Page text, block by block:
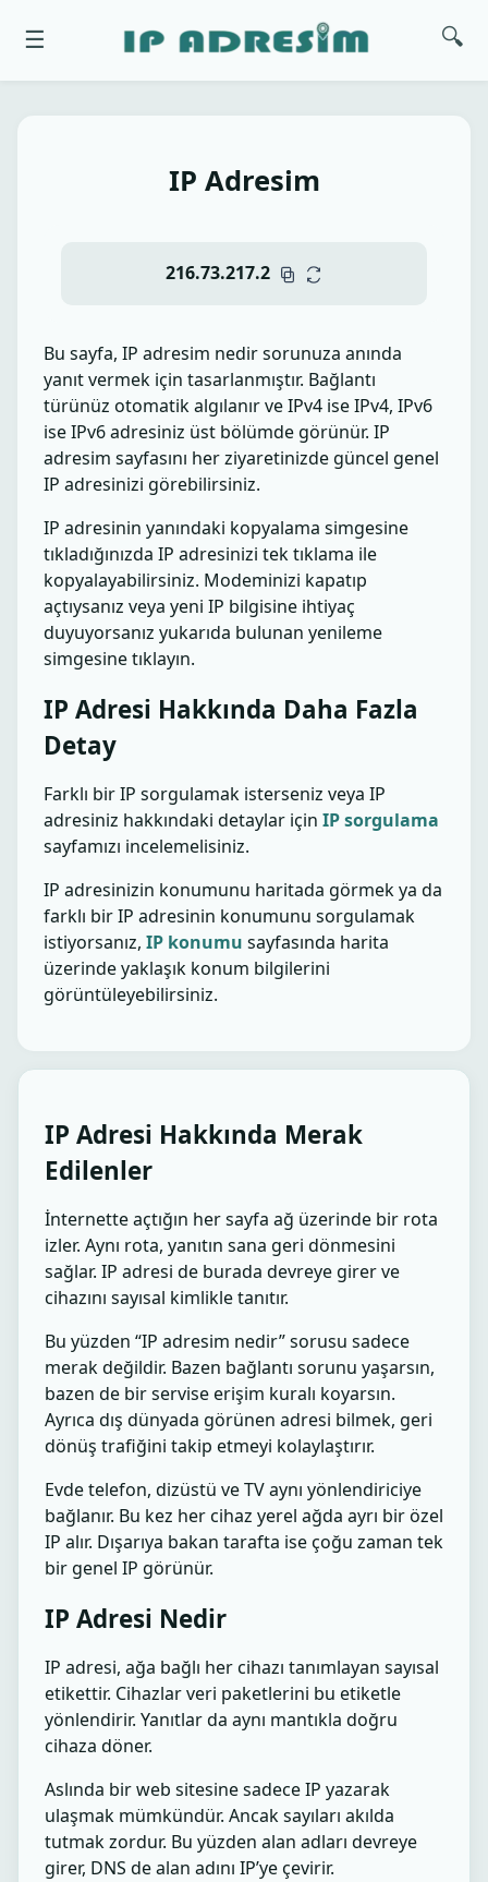
☰ 🔍
IP Adresim
216.73.217.2
Bu sayfa, IP adresim nedir sorunuza anında
yanıt vermek için tasarlanmıştır. Bağlantı
türünüz otomatik algılanır ve IPv4 ise IPv4, IPv6
ise IPv6 adresiniz üst bölümde görünür. IP
adresim sayfasını her ziyaretinizde güncel genel
IP adresinizi görebilirsiniz.
IP adresinin yanındaki kopyalama simgesine
tıkladığınızda IP adresinizi tek tıklama ile
kopyalayabilirsiniz. Modeminizi kapatıp
açtıysanız veya yeni IP bilgisine ihtiyaç
duyuyorsanız yukarıda bulunan yenileme
simgesine tıklayın.
IP Adresi Hakkında Daha Fazla
Detay
Farklı bir IP sorgulamak isterseniz veya IP
adresiniz hakkındaki detaylar için IP sorgulama
sayfamızı incelemelisiniz.
IP adresinizin konumunu haritada görmek ya da
farklı bir IP adresinin konumunu sorgulamak
istiyorsanız, IP konumu sayfasında harita
üzerinde yaklaşık konum bilgilerini
görüntüleyebilirsiniz.
IP Adresi Hakkında Merak
Edilenler
İnternette açtığın her sayfa ağ üzerinde bir rota
izler. Aynı rota, yanıtın sana geri dönmesini
sağlar. IP adresi de burada devreye girer ve
cihazını sayısal kimlikle tanıtır.
Bu yüzden “IP adresim nedir” sorusu sadece
merak değildir. Bazen bağlantı sorunu yaşarsın,
bazen de bir servise erişim kuralı koyarsın.
Ayrıca dış dünyada görünen adresi bilmek, geri
dönüş trafiğini takip etmeyi kolaylaştırır.
Evde telefon, dizüstü ve TV aynı yönlendiriciye
bağlanır. Bu kez her cihaz yerel ağda ayrı bir özel
IP alır. Dışarıya bakan tarafta ise çoğu zaman tek
bir genel IP görünür.
IP Adresi Nedir
IP adresi, ağa bağlı her cihazı tanımlayan sayısal
etikettir. Cihazlar veri paketlerini bu etiketle
yönlendirir. Yanıtlar da aynı mantıkla doğru
cihaza döner.
Aslında bir web sitesine sadece IP yazarak
ulaşmak mümkündür. Ancak sayıları akılda
tutmak zordur. Bu yüzden alan adları devreye
girer, DNS de alan adını IP’ye çevirir.